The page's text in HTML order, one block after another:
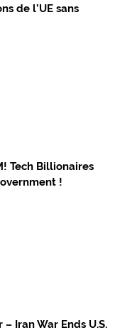
de l’UE sans
Tech Billionaires
!
Iran War Ends U.S.